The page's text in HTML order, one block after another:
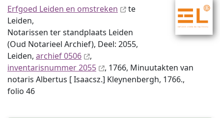
Erfgoed Leiden en omstreken
te
Leiden,
Notarissen ter standplaats Leiden
(Oud Notarieel Archief), Deel: 2055,
Leiden, archief 0506
,
inventaris­num­mer 2055
, 1766, Minuutakten van
notaris Albertus [ Isaacsz.] Kleynenbergh, 1766.,
folio 46